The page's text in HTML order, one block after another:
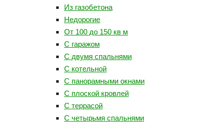
Из газобетона
Недорогие
От 100 до 150 кв м
С гаражом
С двумя спальнями
С котельной
С панорамными окнами
С плоской кровлей
С террасой
С четырьмя спальнями